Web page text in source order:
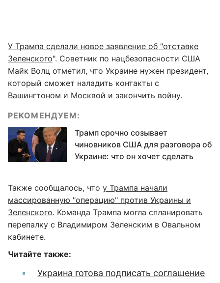
У Трампа сделали новое заявление об "отставке
Зеленского". Советник по нацбезопасности США
Майк Волц отметил, что Украине нужен президент,
который сможет наладить контакты с
Вашингтоном и Москвой и закончить войну.
РЕКОМЕНДУЕМ:
Трамп срочно созывает
чиновников США для разговора об
Украине: что он хочет сделать
Также сообщалось, что у Трампа начали
массированную "операцию" против Украины и
Зеленского. Команда Трампа могла спланировать
перепалку с Владимиром Зеленским в Овальном
кабинете.
Читайте также:
Украина готова подписать соглашение